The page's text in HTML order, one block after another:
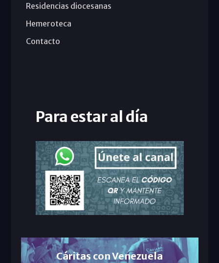
Residencias diocesanas
Hemeroteca
Contacto
Para estar al día
Cáritas con Venezuela